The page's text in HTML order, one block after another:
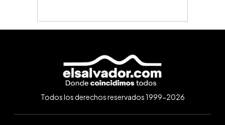
Todos los derechos reservados 1999-2026